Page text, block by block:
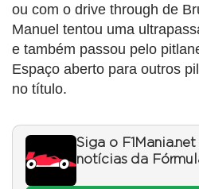
ou com o drive through de
Manuel tentou uma
e também passou pelo
Espaço aberto para outros
no título.
Siga o
notícias da